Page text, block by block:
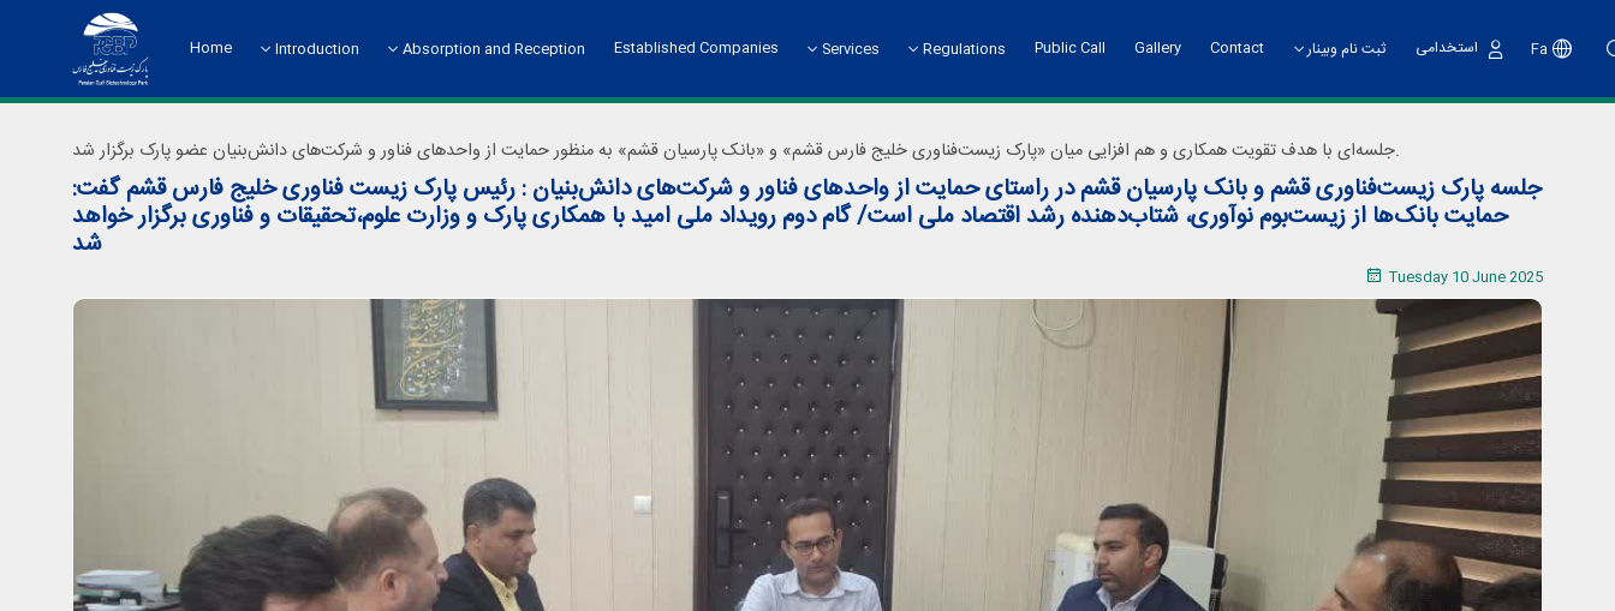
Home Introduction
Message of President
Deputy
Head Office
Public Relations and International Affairs
Absorption and Reception Established Companies Services
Financial Services
Regulations Public Call Gallery Contact ثبت نام وبینار
رویداد هسته های فناور
استخدامی Fa
جلسه‌ای با هدف تقویت همکاری و هم افزایی میان «پارک زیست‌فناوری خلیج فارس قشم» و «بانک پارسیان قشم» به منظور حمایت از واحدهای فناور و شرکت‌های دانش‌بنیان عضو پارک برگزار شد.
جلسه پارک زیست‌فناوری قشم و بانک پارسیان قشم در راستای حمایت از واحدهای فناور و شرکت‌های دانش‌بنیان : رئیس پارک زیست فناوری خلیج فارس قشم گفت:
حمایت بانک‌ها از زیست‌بوم نوآوری، شتاب‌دهنده رشد اقتصاد ملی است/ گام دوم رویداد ملی امید با همکاری پارک و وزارت علوم،تحقیقات و فناوری برگزار خواهد
شد
Tuesday 10 June 2025